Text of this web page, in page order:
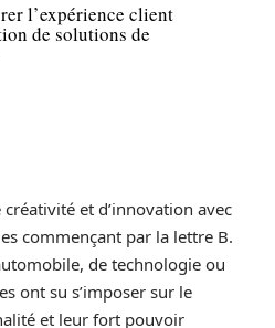
l’expérience client
de solutions de
et d’innovation avec
commençant par la lettre B.
de technologie ou
ont su s’imposer sur le
et leur fort pouvoir